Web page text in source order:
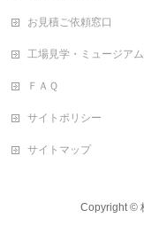
お見積ご依頼窓口
工場見学・ミュージア
ＦＡＱ
サイトポリシー
サイトマップ
Copyright ©